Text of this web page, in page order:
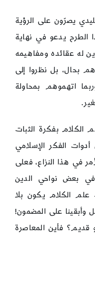
يصرّون على الرؤية
الطرح يدعو في نهاية
له عقائده ومفاهيمه
بحال، بل نظروا إلى
اتهموهم بمحاولة
بفكرة الثبات
الفكر الإسلامي
في هذا النزاع، فعلى
بعض نواحي الدين
علم الكلام يكون بلا
وأبقينا على المضمون!
فأين المعاصرة